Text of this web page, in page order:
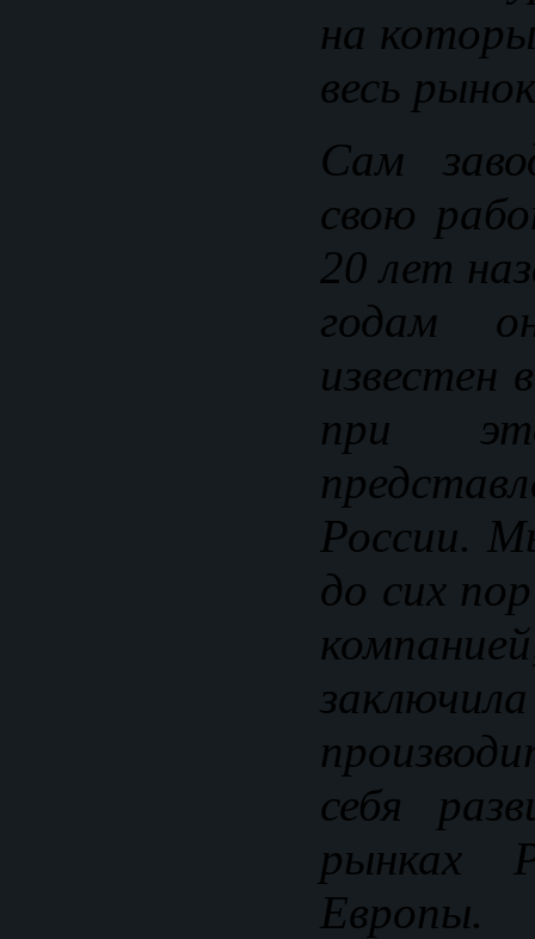
на
весь
Сам
свою
20 лет
годам
при
России.
до сих
себя
рынках
Европы.